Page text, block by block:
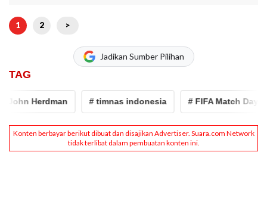
1 2 >
Jadikan Sumber Pilihan
TAG
Herdman # timnas indonesia # FIFA Match Day